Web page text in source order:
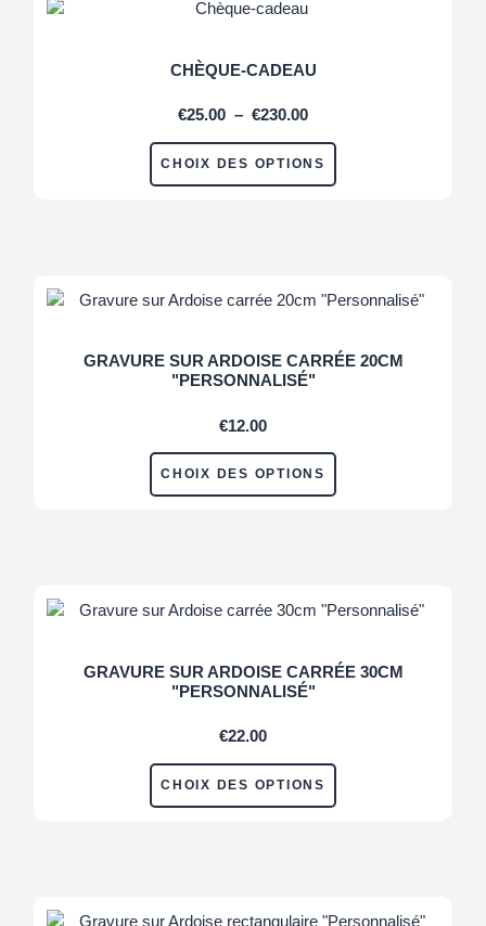
CHÈQUE-CADEAU
€25.00 – €230.00
CHOIX DES OPTIONS
GRAVURE SUR ARDOISE CARRÉE 20CM
"PERSONNALISÉ"
€12.00
CHOIX DES OPTIONS
GRAVURE SUR ARDOISE CARRÉE 30CM
"PERSONNALISÉ"
€22.00
CHOIX DES OPTIONS